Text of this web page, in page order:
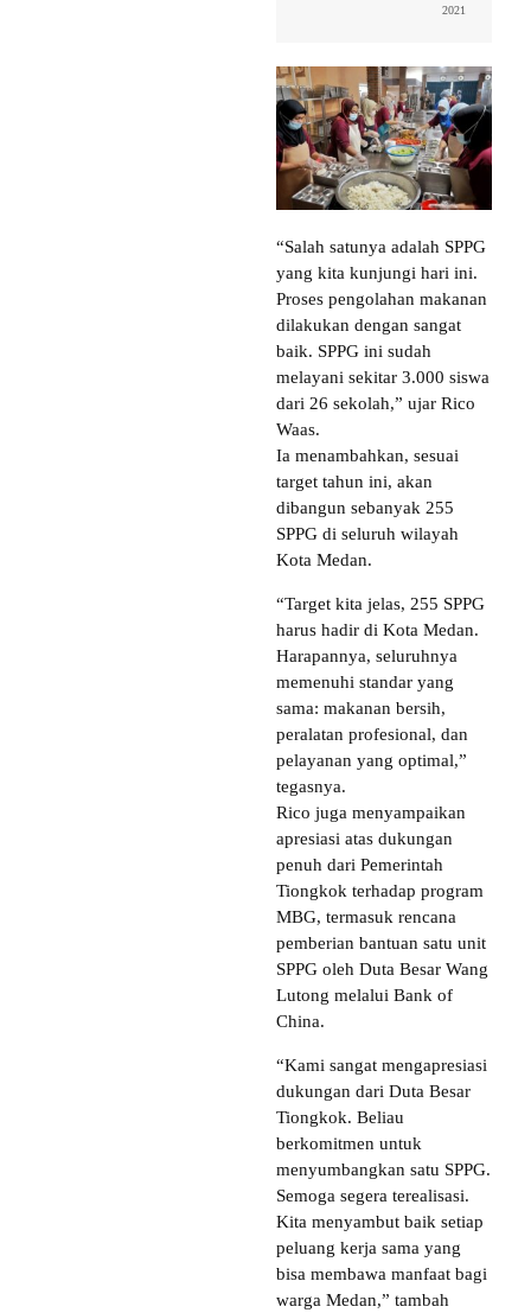
2021
“Salah satunya adalah SPPG
yang kita kunjungi hari ini.
Proses pengolahan makanan
dilakukan dengan sangat
baik. SPPG ini sudah
melayani sekitar 3.000 siswa
dari 26 sekolah,” ujar Rico
Waas.
Ia menambahkan, sesuai
target tahun ini, akan
dibangun sebanyak 255
SPPG di seluruh wilayah
Kota Medan.
“Target kita jelas, 255 SPPG
harus hadir di Kota Medan.
Harapannya, seluruhnya
memenuhi standar yang
sama: makanan bersih,
peralatan profesional, dan
pelayanan yang optimal,”
tegasnya.
Rico juga menyampaikan
apresiasi atas dukungan
penuh dari Pemerintah
Tiongkok terhadap program
MBG, termasuk rencana
pemberian bantuan satu unit
SPPG oleh Duta Besar Wang
Lutong melalui Bank of
China.
“Kami sangat mengapresiasi
dukungan dari Duta Besar
Tiongkok. Beliau
berkomitmen untuk
menyumbangkan satu SPPG.
Semoga segera terealisasi.
Kita menyambut baik setiap
peluang kerja sama yang
bisa membawa manfaat bagi
warga Medan,” tambah